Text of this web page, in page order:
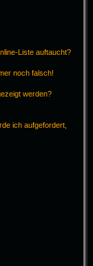
Liste auftaucht?
noch falsch!
werden?
ich aufgefordert,